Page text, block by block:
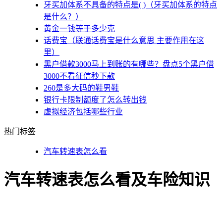
牙买加体系不具备的特点是( )（牙买加体系的特点
是什么？）
黄金一钱等于多少克
话费宝（联通话费宝是什么意思 主要作用在这
里）
黑户借款3000马上到账的有哪些？盘点5个黑户借
3000不看征信秒下款
260是多大码的鞋男鞋
银行卡限制额度了怎么转出钱
虚拟经济包括哪些行业
热门标签
汽车转速表怎么看
汽车转速表怎么看及车险知识